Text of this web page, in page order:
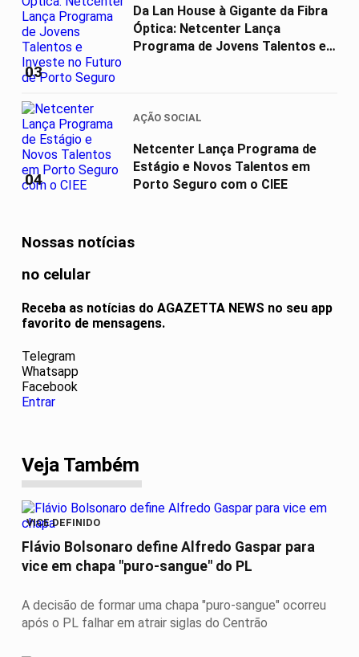
03
Da Lan House à Gigante da Fibra
Óptica: Netcenter Lança
Programa de Jovens Talentos e
04
AÇÃO SOCIAL
Netcenter Lança Programa de
Estágio e Novos Talentos em
Porto Seguro com o CIEE
Nossas notícias
no celular
Receba as notícias do AGAZETTA NEWS no seu app
favorito de mensagens.
Telegram
Whatsapp
Facebook
Entrar
Veja Também
VICE DEFINIDO
Flávio Bolsonaro define Alfredo Gaspar para
vice em chapa "puro-sangue" do PL
A decisão de formar uma chapa "puro-sangue" ocorreu
após o PL falhar em atrair siglas do Centrão